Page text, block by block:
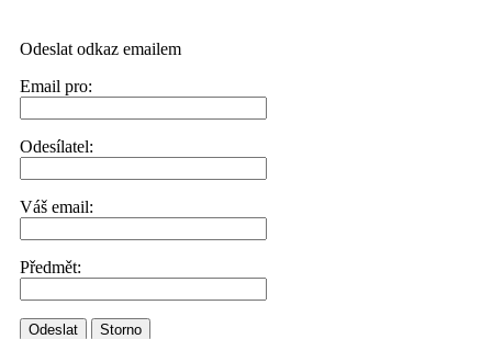
Odeslat odkaz emailem
Email pro:
Odesílatel:
Váš email:
Předmět:
Odeslat Storno